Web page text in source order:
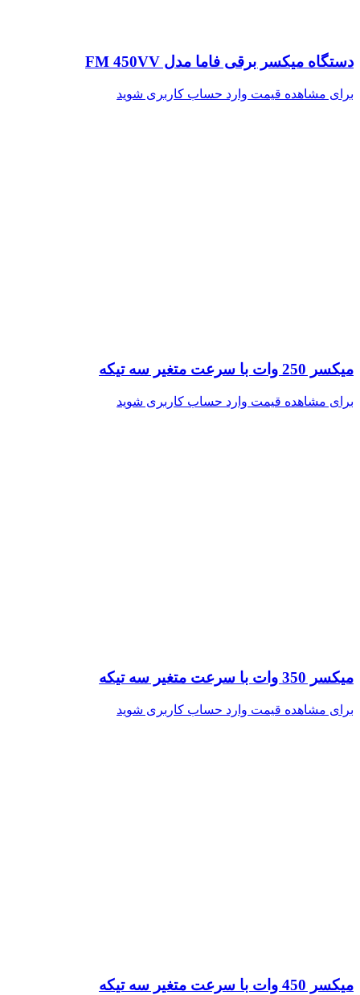
دستگاه میکسر برقی فاما مدل FM 450VV
برای مشاهده قیمت وارد حساب کاربری شوید
میکسر 250 وات با سرعت متغیر سه تیکه
برای مشاهده قیمت وارد حساب کاربری شوید
میکسر 350 وات با سرعت متغیر سه تیکه
برای مشاهده قیمت وارد حساب کاربری شوید
میکسر 450 وات با سرعت متغیر سه تیکه